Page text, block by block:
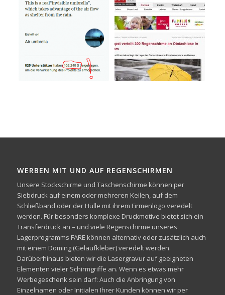
WERBEN MIT UND AUF REGENSCHIRMEN
Unsere Stockschirme und Taschenschirme können per
Siebdruck auf einem oder mehreren Keilen, auf dem
Schließband oder der Hülle mit ihrem Firmenlogo veredelt
werden. Für besonders komplexe Druckmotive bietet sich ein
Transferdruck an – und viele Regenschirme unseres
Lagerprogramms FARE können alternativ oder zusätzlich auch
mit einem Doming (Gelaufkleber) veredelt werden.
Darüberhinaus bieten wir die Lasergravur auf geeigneten
Elementen vieler Schirmgriffe an. Wenn es etwas mehr
Werbegeschenk sein darf: Auch die Anbringung von
Einzelnamen oder Initialen Ihrer Kunden können wir per